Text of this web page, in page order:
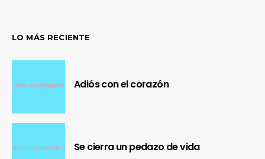
LO MÁS RECIENTE
Adiós con el corazón
Se cierra un pedazo de vida